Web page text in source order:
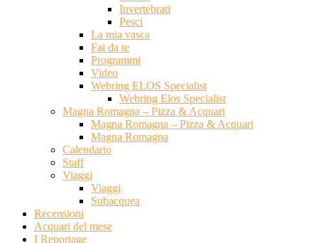
Invertebrati
Pesci
La mia vasca
Fai da te
Programmi
Video
Webring ELOS Specialist
Webring Elos Specialist
Magna Romagna – Pizza & Acquari
Magna Romagna – Pizza & Acquari
Magna Romagna
Calendario
Staff
Viaggi
Viaggi
Subacquea
Recensioni
Acquari del mese
I Reportage